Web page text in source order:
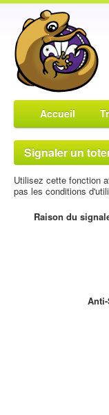
Accueil
Signaler un
Utilisez cette fonction
pas les conditions
Raison du